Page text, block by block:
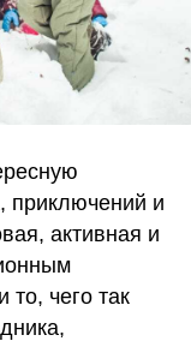
приключений и
активная и
то, чего так